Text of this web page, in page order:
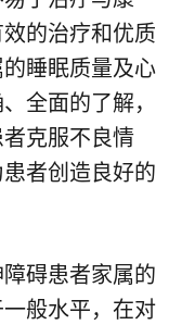
的治疗和优质
睡眠质量及心
全面的了解，
克服不良情
者创造良好的
碍患者家属的
般水平，在对